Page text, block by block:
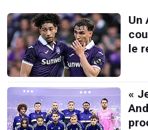
Un
le
«